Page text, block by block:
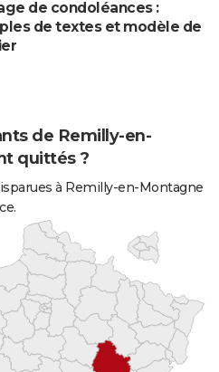
de condoléances :
de textes et modèle de
de Remilly-en-
quittés ?
à Remilly-en-Montagne